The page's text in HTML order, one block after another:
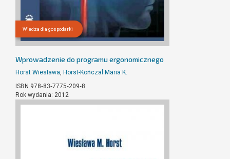
Wiedza dla gospodarki
Wprowadzenie do programu ergonomicznego
Horst Wiesława, Horst-Kończal Maria K.
ISBN 978‐83‐7775‐209‐8
Rok wydania: 2012